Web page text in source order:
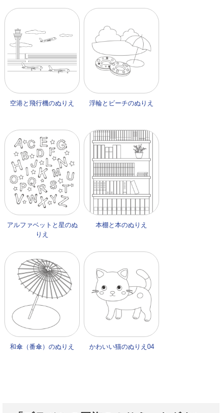
空港と飛行機のぬりえ 浮輪とビーチのぬりえ
アルファベットと星のぬ
りえ
本棚と本のぬりえ
和傘（番傘）のぬりえ かわいい猫のぬりえ04